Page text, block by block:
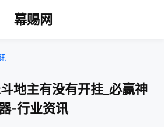
幕赐网
地主有没有开挂_必赢神
-行业资讯